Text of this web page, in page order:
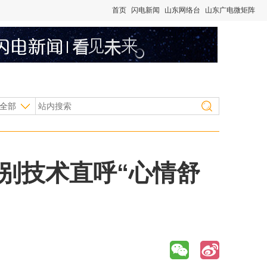
首页 闪电新闻 山东网络台 山东广电微矩阵
部
技术直呼“心情舒